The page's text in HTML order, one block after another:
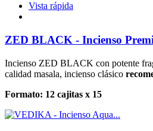
Vista rápida
ZED BLACK - Incienso
Incienso ZED BLACK con potente
calidad masala, incienso clásico
Formato: 12 cajitas x 15